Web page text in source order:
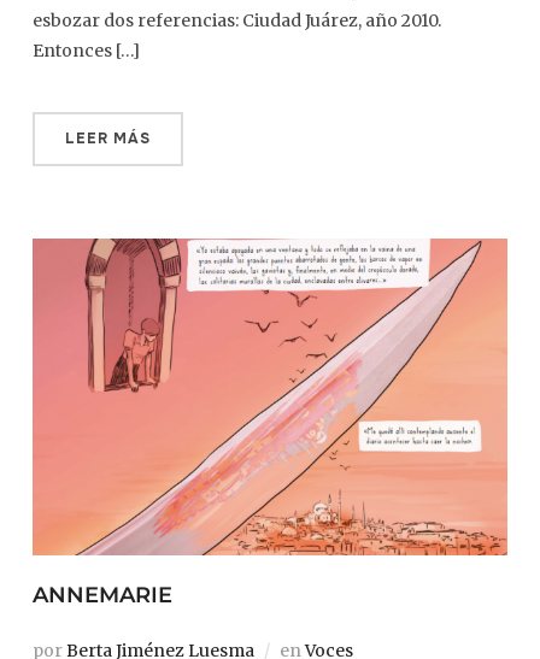
esbozar dos referencias: Ciudad Juárez, año 2010.
Entonces […]
LEER MÁS
ANNEMARIE
porBerta Jiménez Luesma enVoces